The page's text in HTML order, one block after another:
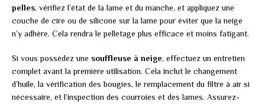
pelles, vérifiez l’état de la lame et du manche, et appliquez une
couche de cire ou de silicone sur la lame pour éviter que la neige
n’y adhère. Cela rendra le pelletage plus efficace et moins fatigant.
Si vous possédez une souffleuse à neige, effectuez un entretien
complet avant la première utilisation. Cela inclut le changement
d’huile, la vérification des bougies, le remplacement du filtre à air si
nécessaire, et l’inspection des courroies et des lames. Assurez-